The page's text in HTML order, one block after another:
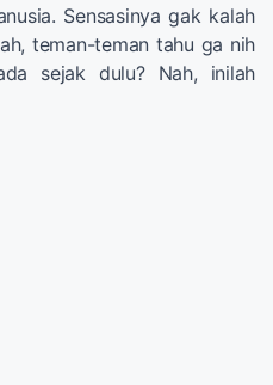
Sensasinya gak kalah
teman-teman tahu ga nih
sejak dulu? Nah, inilah